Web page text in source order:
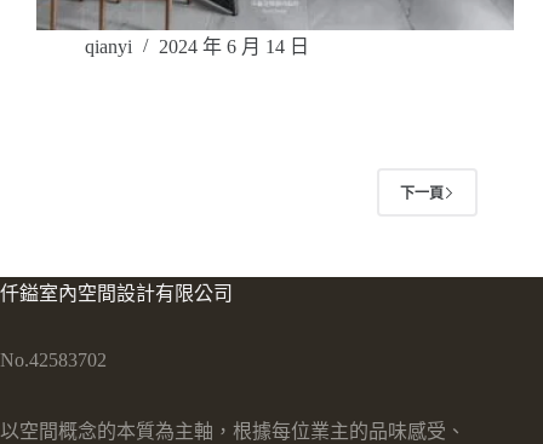
qianyi 2024 年 6 月 14 日
下一頁
仟鎰室內空間設計有限公司
No.42583702
以空間概念的本質為主軸，根據每位業主的品味感受、